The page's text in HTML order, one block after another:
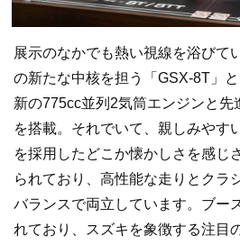
展示のなかでも熱い視線を浴びて
の新たな中核を担う「GSX-8T」
新の775cc並列2気筒エンジンと先
を搭載。それでいて、親しみやす
を採用したどこか懐かしさを感じ
られており、高性能な走りとクラ
バランスで両立しています。ブー
れており、スズキを象徴する注目